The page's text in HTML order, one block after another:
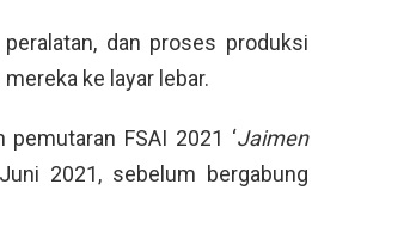
dan proses produksi
ke layar lebar.
FSAI 2021 ‘Jaimen
2021, sebelum bergabung